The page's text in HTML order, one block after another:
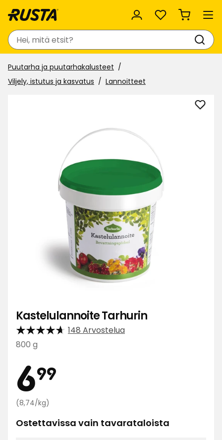
Suosikit
Haku
Puutarha ja puutarhakalusteet
Viljely, istutus ja kasvatus
Lannoitteet
Lisää
Kastelulannoite Tarhurin
148 Arvostelua
800 g
Hinta
699
€
(8,74/kg)
8,74
Ostettavissa vain tavarataloista